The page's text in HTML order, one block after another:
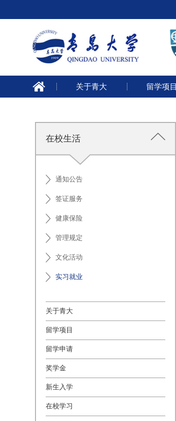
关于青大 留学项目
在校生活
通知公告
签证服务
健康保险
管理规定
文化活动
实习就业
关于青大
留学项目
留学申请
奖学金
新生入学
在校学习